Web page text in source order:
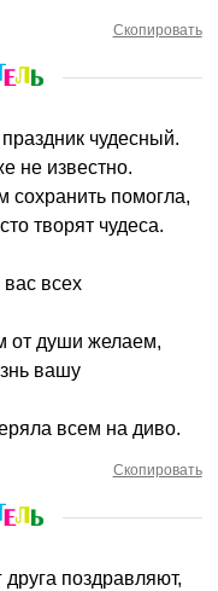
Скопировать
чудесный.
не известно.
сохранить помогла,
творят чудеса.
всех
от души желаем,
вашу
всем на диво.
Скопировать
друга поздравляют,